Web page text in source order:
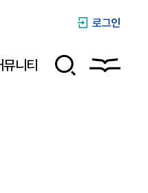
로그인
뮤니티